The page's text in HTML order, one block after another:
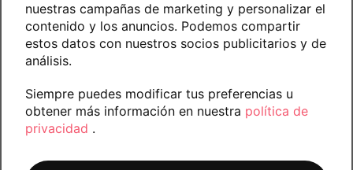
nuestras campañas de marketing y personalizar el
contenido y los anuncios. Podemos compartir
estos datos con nuestros socios publicitarios y de
análisis.
Siempre puedes modificar tus preferencias u
obtener más información en nuestra política de
privacidad .